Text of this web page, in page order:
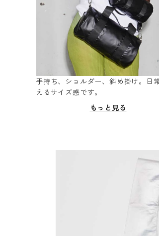
手持ち、ショルダー、斜め掛け。日
えるサイズ感です。
もっと見る